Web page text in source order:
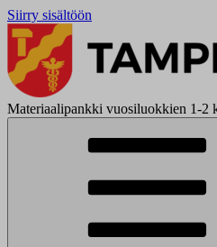
Siirry sisältöön
Materiaalipankki vuosiluokkien 1-2